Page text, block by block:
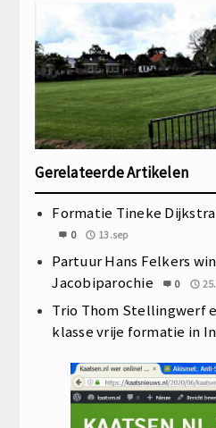
Gerelateerde Artikelen
Formatie Tineke
0 13.sep
Partuur Hans Felkers
Jacobiparochie
0
Trio Thom Stellingwerf
klasse vrije formatie in